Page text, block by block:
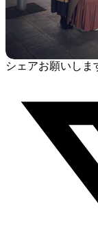
シェアお願いしま